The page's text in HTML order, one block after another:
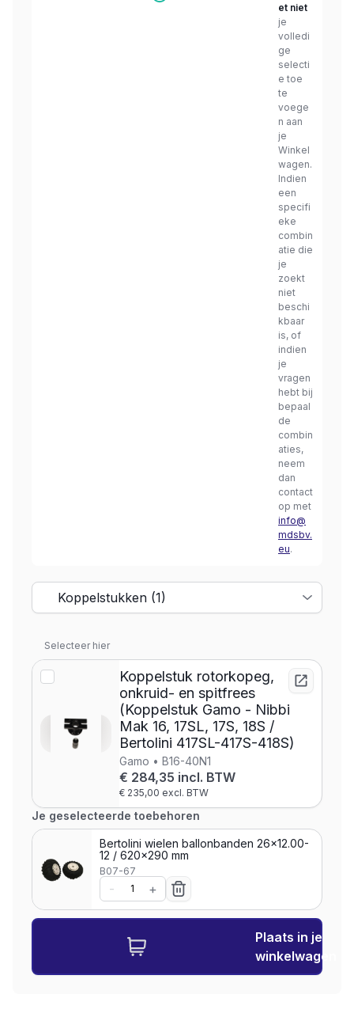
et niet
je
volledi
ge
selecti
e toe
te
voege
n aan
je
Winkel
wagen.
Indien
een
specifi
eke
combin
atie die
je
zoekt
niet
beschi
kbaar
is, of
indien
je
vragen
hebt bij
bepaal
de
combin
aties,
neem
dan
contact
op met
info@
mdsbv.
eu.
Selecteer hier
Koppelstuk rotorkopeg,
onkruid- en spitfrees
(Koppelstuk Gamo - Nibbi
Mak 16, 17SL, 17S, 18S /
Bertolini 417SL-417S-418S)
Gamo • B16-40N1
€ 284,35 incl. BTW
€ 235,00 excl. BTW
Je geselecteerde toebehoren
Bertolini wielen ballonbanden 26x12.00-
12 / 620x290 mm
B07-67
- +
Plaats in je
winkelwagen